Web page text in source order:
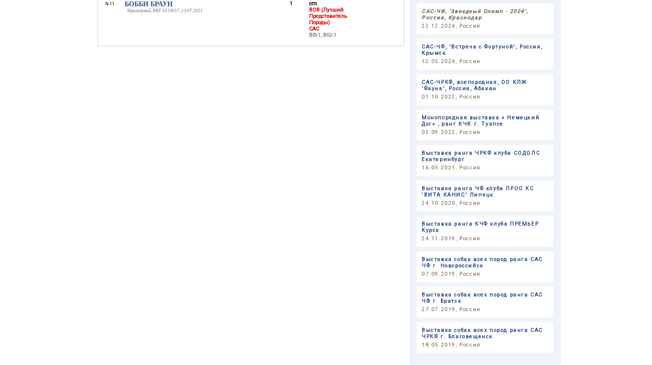
N 11 БОББИ БРАУН
Мраморный, RKF 6319057, 13.07.2021
1
отл.
BOB (Лучший
Представитель
Породы)
CAC
BIS-1, BIG-1
САС-ЧФ, 'Звездный Олимп - 2024',
Россия, Краснодар
22.12.2024, Россия
САС-ЧФ, 'Встреча с Фортуной', Россия,
Крымск
12.05.2024, Россия
САС-ЧРКФ, всепородная, ОО КЛЖ
'Фауна', Россия, Абакан
01.10.2022, Россия
Монопородная выставка « Немецкий
Дог» , ранг КЧК г. Туапсе
03.09.2022, Россия
Выставка ранга ЧРКФ клуба СОДОЛС
Екатеринбург
16.05.2021, Россия
Выставка ранга ЧФ клуба ЛРОО КС
'ВИТА КАНИС' Липецк
24.10.2020, Россия
Выставка ранга КЧФ клуба ПРЕМЬЕР
Курск
24.11.2019, Россия
Выставка собак всех пород ранга САС
ЧФ г. Новороссийск
07.09.2019, Россия
Выставка собак всех пород ранга САС
ЧФ г. Братск
27.07.2019, Россия
Выставка собак всех пород ранга САС
ЧРКФ г. Благовещенск
18.05.2019, Россия